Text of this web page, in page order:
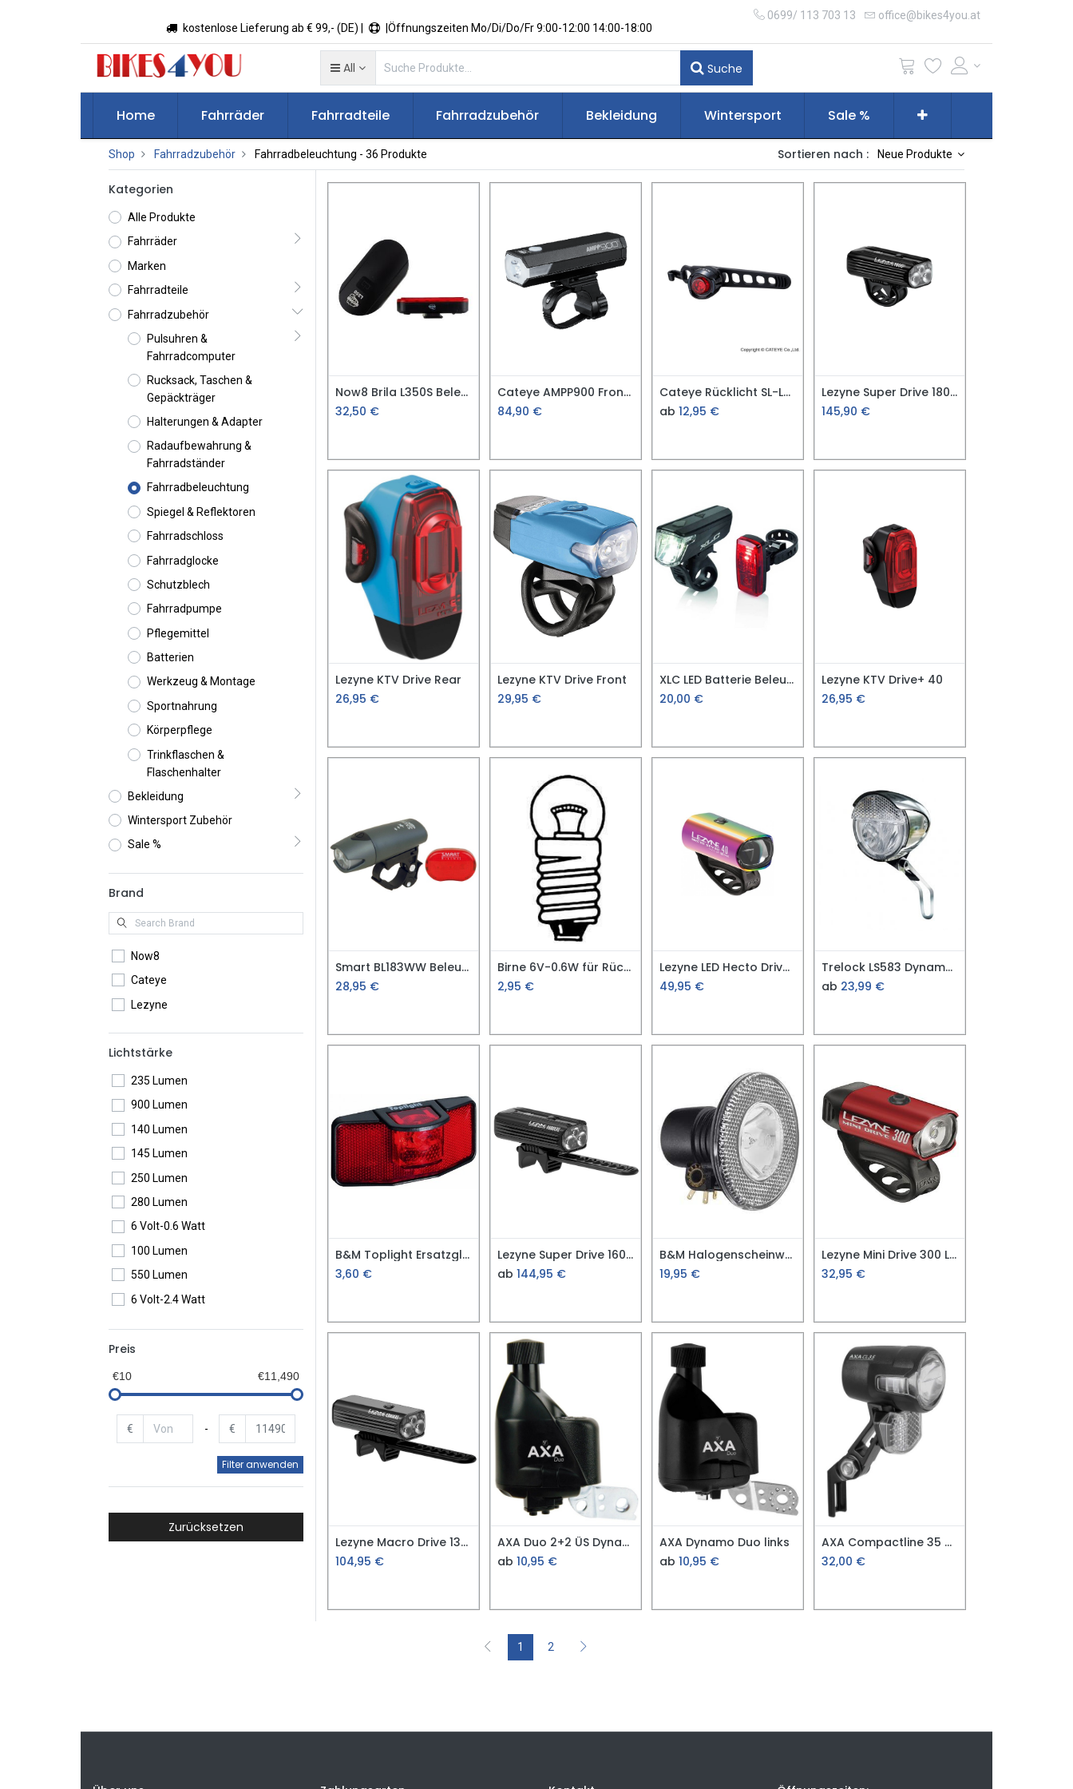
kostenlose Lieferung ab € 99,- (DE) | |Öffnungszeiten Mo/Di/Do/Fr 9:00-12:00 14:00-18:00
0699/ 113 703 13 office@bikes4you.at
All Suche
Home Fahrräder Fahrradteile Fahrradzubehör Bekleidung Wintersport Sale %
Shop Fahrradzubehör Fahrradbeleuchtung - 36 Produkte Sortieren nach : Neue Produkte
Kategorien
Alle Produkte
Fahrräder
Marken
Fahrradteile
Fahrradzubehör
Pulsuhren &
Fahrradcomputer
Rucksack, Taschen &
Gepäckträger
Halterungen & Adapter
Radaufbewahrung &
Fahrradständer
Fahrradbeleuchtung
Spiegel & Reflektoren
Fahrradschloss
Fahrradglocke
Schutzblech
Fahrradpumpe
Pflegemittel
Batterien
Werkzeug & Montage
Sportnahrung
Körperpflege
Trinkflaschen &
Flaschenhalter
Bekleidung
Wintersport Zubehör
Sale %
Brand
Now8
Cateye
Lezyne
Lichtstärke
235 Lumen
900 Lumen
140 Lumen
145 Lumen
250 Lumen
280 Lumen
6 Volt-0.6 Watt
100 Lumen
550 Lumen
6 Volt-2.4 Watt
Preis
€10 €11,490
€ - €
Filter anwenden
Zurücksetzen
Now8 Brila L350S Beleuchtungsset USB-C
32,50 €
Cateye AMPP900 Frontlicht
84,90 €
Cateye Rücklicht SL-LD160-R ORB
ab 12,95 €
Lezyne Super Drive 1800+
145,90 €
Lezyne KTV Drive Rear
26,95 €
Lezyne KTV Drive Front
29,95 €
XLC LED Batterie Beleuchtungsset Capella CL-S20
20,00 €
Lezyne KTV Drive+ 40
26,95 €
Smart BL183WW Beleuchtungsset
28,95 €
Birne 6V-0.6W für Rücklicht
2,95 €
Lezyne LED Hecto Drive 40 Frontlicht
49,95 €
Trelock LS583 Dynamoscheinwerfer retro
ab 23,99 €
B&M Toplight Ersatzglas 327S
3,60 €
Lezyne Super Drive 1600XXL
ab 144,95 €
B&M Halogenscheinwerfer
19,95 €
Lezyne Mini Drive 300 Lumen Frontlicht
32,95 €
Lezyne Macro Drive 1300XXL
104,95 €
AXA Duo 2+2 ÜS Dynamo links
ab 10,95 €
AXA Dynamo Duo links
ab 10,95 €
AXA Compactline 35 Scheinwerfer E-Bike
32,00 €
1 2